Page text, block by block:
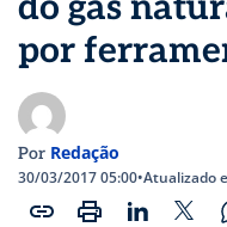
por
Por Redação
30/03/2017 05:00•Atualizado